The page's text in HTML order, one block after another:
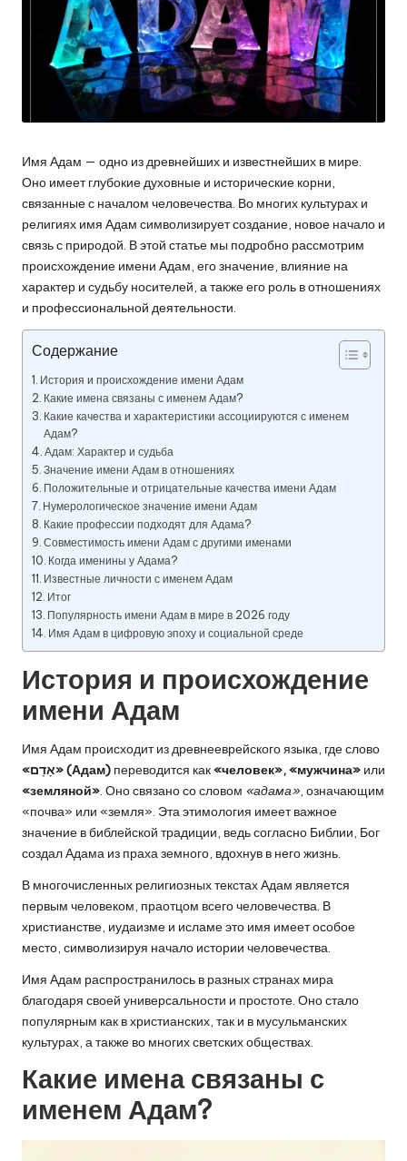
Имя Адам — одно из древнейших и известнейших в мире.
Оно имеет глубокие духовные и исторические корни,
связанные с началом человечества. Во многих культурах и
религиях имя Адам символизирует создание, новое начало и
связь с природой. В этой статье мы подробно рассмотрим
происхождение имени Адам, его значение, влияние на
характер и судьбу носителей, а также его роль в отношениях
и профессиональной деятельности.
Содержание
История и происхождение имени Адам
Какие имена связаны с именем Адам?
Какие качества и характеристики ассоциируются с именем
Адам?
Адам: Характер и судьба
Значение имени Адам в отношениях
Положительные и отрицательные качества имени Адам
Нумерологическое значение имени Адам
Какие профессии подходят для Адама?
Совместимость имени Адам с другими именами
Когда именины у Адама?
Известные личности с именем Адам
Итог
Популярность имени Адам в мире в 2026 году
Имя Адам в цифровую эпоху и социальной среде
История и происхождение
имени Адам
Имя Адам происходит из древнееврейского языка, где слово
«אָדָם» (Адам) переводится как«человек», «мужчина» или
«земляной». Оно связано со словом «адама», означающим
«почва» или «земля». Эта этимология имеет важное
значение в библейской традиции, ведь согласно Библии, Бог
создал Адама из праха земного, вдохнув в него жизнь.
В многочисленных религиозных текстах Адам является
первым человеком, праотцом всего человечества. В
христианстве, иудаизме и исламе это имя имеет особое
место, символизируя начало истории человечества.
Имя Адам распространилось в разных странах мира
благодаря своей универсальности и простоте. Оно стало
популярным как в христианских, так и в мусульманских
культурах, а также во многих светских обществах.
Какие имена связаны с
именем Адам?